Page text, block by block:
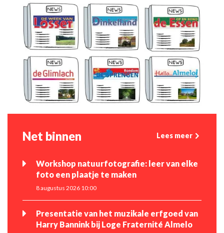
Net binnen Lees meer
Workshop natuurfotografie: leer van elke
foto een plaatje te maken
8 augustus 2026 10:00
Presentatie van het muzikale erfgoed van
Harry Bannink bij Loge Fraternité Almelo